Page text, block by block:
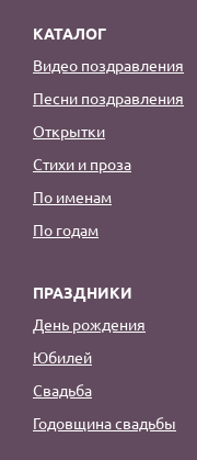
КАТАЛОГ
Видео поздравления
Песни поздравления
Открытки
Стихи и проза
По именам
По годам
ПРАЗДНИКИ
День рождения
Юбилей
Свадьба
Годовщина свадьбы